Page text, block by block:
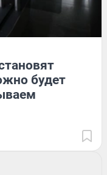
будет